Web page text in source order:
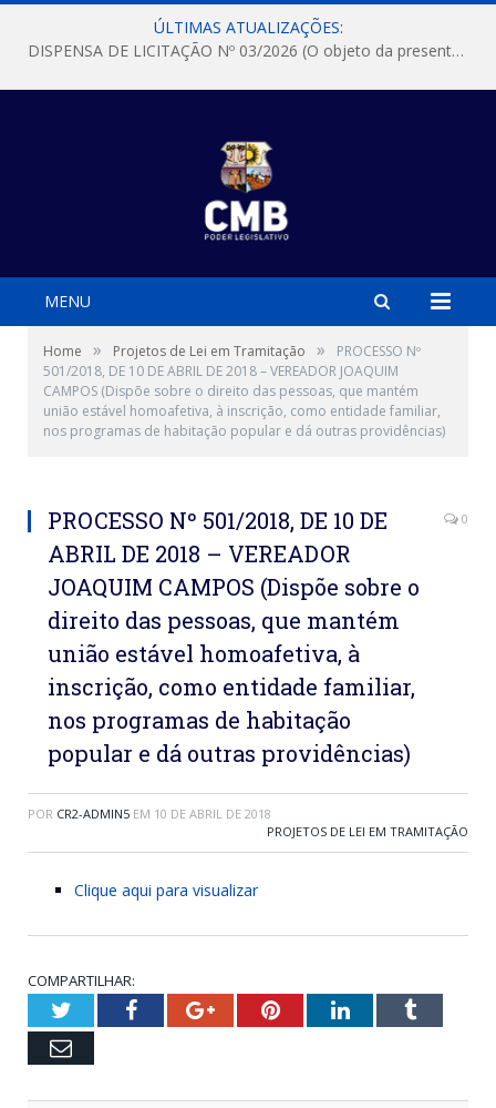
ÚLTIMAS ATUALIZAÇÕES:
DISPENSA DE LICITAÇÃO Nº 03/2026 (O objeto da presente dispensa é a escolha da proposta mais vantajosa para a aquisição, de aparelhos de ar condicionado, tipo Split, com material de instalação e fogão industrial, conforme condições, quantidades e exigências estabelecidas no termo de referencia e neste aviso de contratação direta e seus anexos)
MENU
Home » Projetos de Lei em Tramitação »
PROCESSO Nº
501/2018, DE 10 DE ABRIL DE 2018 – VEREADOR JOAQUIM
CAMPOS (Dispõe sobre o direito das pessoas, que mantém
união estável homoafetiva, à inscrição, como entidade familiar,
nos programas de habitação popular e dá outras providências)
PROCESSO Nº 501/2018, DE 10 DE
ABRIL DE 2018 – VEREADOR
JOAQUIM CAMPOS (Dispõe sobre o
direito das pessoas, que mantém
união estável homoafetiva, à
inscrição, como entidade familiar,
nos programas de habitação
popular e dá outras providências)
0
POR CR2-ADMIN5 EM 10 DE ABRIL DE 2018
PROJETOS DE LEI EM TRAMITAÇÃO
Clique aqui para visualizar
COMPARTILHAR:
TwitterFacebookGoogle+PinterestLinkedInTumblr
Email